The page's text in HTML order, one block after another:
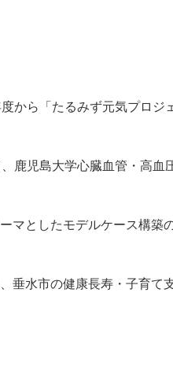
から「たるみず元気プロジ
鹿児島大学心臓血管・高血
マとしたモデルケース構築
垂水市の健康長寿・子育て